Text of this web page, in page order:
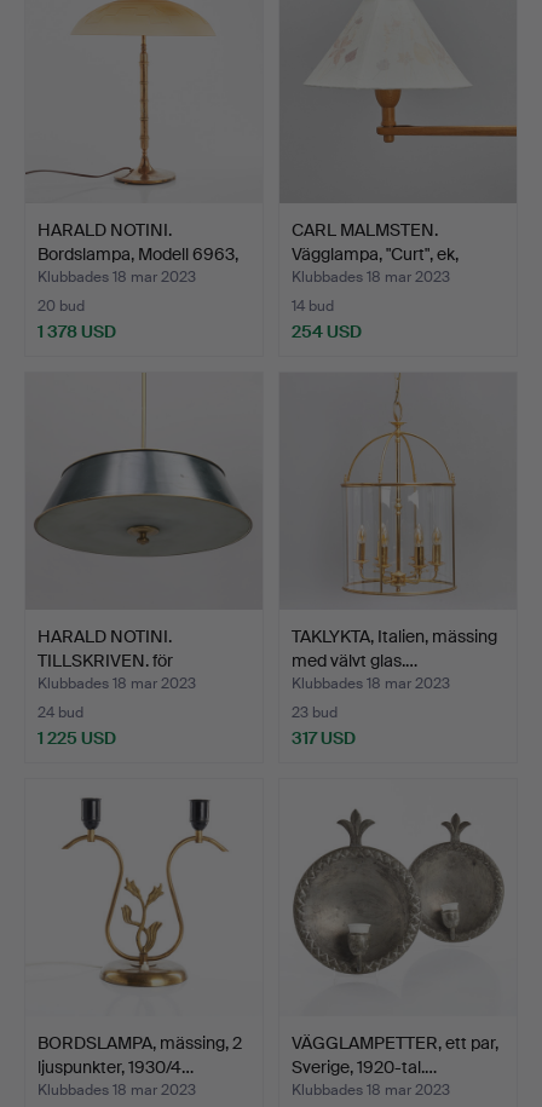
HARALD NOTINI.
Bordslampa, Modell 6963,
Mä…
Klubbades 18 mar 2023
20 bud
1 378 USD
CARL MALMSTEN.
Vägglampa, "Curt", ek,
mode…
Klubbades 18 mar 2023
14 bud
254 USD
HARALD NOTINI.
TILLSKRIVEN. för
Böhlmarks,…
Klubbades 18 mar 2023
24 bud
1 225 USD
TAKLYKTA, Italien, mässing
med välvt glas.…
Klubbades 18 mar 2023
23 bud
317 USD
BORDSLAMPA, mässing, 2
ljuspunkter, 1930/4…
Klubbades 18 mar 2023
VÄGGLAMPETTER, ett par,
Sverige, 1920-tal.…
Klubbades 18 mar 2023